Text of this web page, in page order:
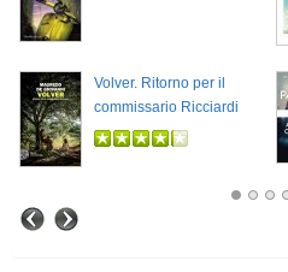
Volver. Ritorno per il
commissario Ricciardi